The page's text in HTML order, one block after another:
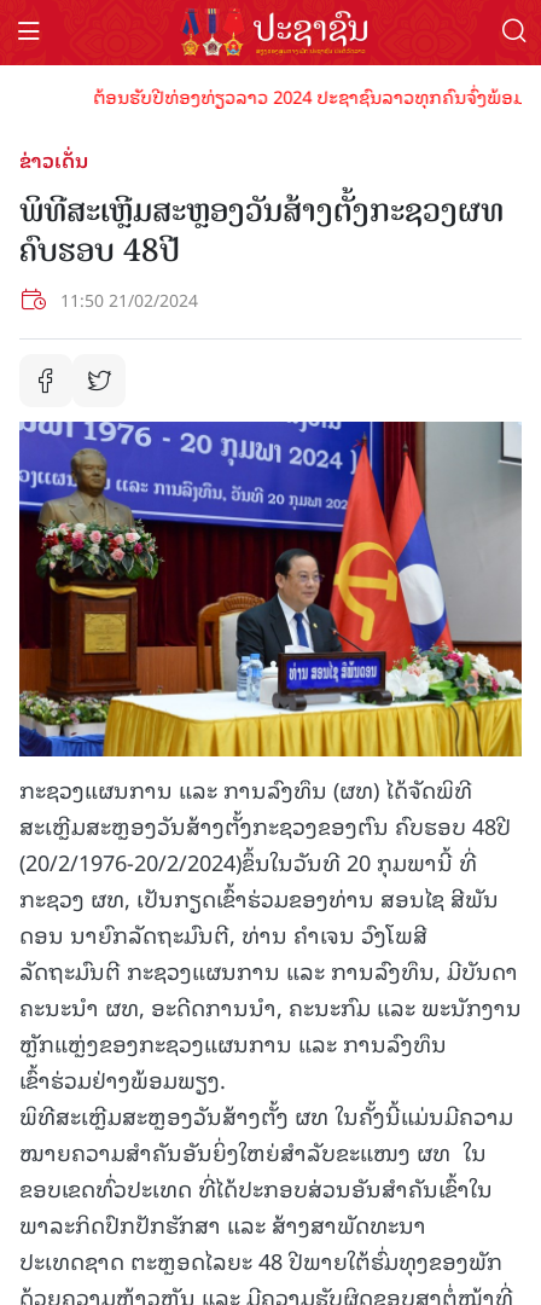
ຕ້ອນຮັບປີທ່ອງທ່ຽວລາວ 2024 ປະຊາຊົນລາວທຸກຄົນຈົ່ງພ້ອມເ
ຂ່າວເດັ່ນ
ພິທີສະເຫຼີມສະຫຼອງວັນສ້າງຕັ້ງກະຊວງຜທ
ຄົບຮອບ 48ປີ
11:50 21/02/2024
ກະຊວງແຜນການ ແລະ ການລົງທຶນ (ຜທ) ໄດ້ຈັດພິທີ
ສະເຫຼີມສະຫຼອງວັນສ້າງຕັ້ງກະຊວງຂອງຕົນ ຄົບຮອບ 48ປີ
(20/2/1976-20/2/2024)ຂຶ້ນໃນວັນທີ 20 ກຸມພານີ້ ທີ່
ກະຊວງ ຜທ, ເປັນກຽດເຂົ້າຮ່ວມຂອງທ່ານ ສອນໄຊ ສີພັນ
ດອນ ນາຍົກລັດຖະມົນຕີ, ທ່ານ ຄໍາເຈນ ວົງໂພສີ
ລັດຖະມົນຕີ ກະຊວງແຜນການ ແລະ ການລົງທຶນ, ມີບັນດາ
ຄະນະນໍາ ຜທ, ອະດີດການນໍາ, ຄະນະກົມ ແລະ ພະນັກງານ
ຫຼັກແຫຼ່ງຂອງກະຊວງແຜນການ ແລະ ການລົງທຶນ
ເຂົ້າຮ່ວມຢ່າງພ້ອມພຽງ.
ພິທີສະເຫຼີມສະຫຼອງວັນສ້າງຕັ້ງ ຜທ ໃນຄັ້ງນີ້ແມ່ນມີຄວາມ
ໝາຍຄວາມສຳຄັນອັນຍິ່ງໃຫຍ່ສຳລັບຂະແໜງ ຜທ ໃນ
ຂອບເຂດທົ່ວປະເທດ ທີ່ໄດ້ປະກອບສ່ວນອັນສໍາຄັນເຂົ້າໃນ
ພາລະກິດປົກປັກຮັກສາ ແລະ ສ້າງສາພັດທະນາ
ປະເທດຊາດ ຕະຫຼອດໄລຍະ 48 ປີພາຍໃຕ້ຮົ່ມທຸງຂອງພັກ
ດ້ວຍຄວາມຫ້າວຫັນ ແລະ ມີຄວາມຮັບຜິດຊອບສູງຕໍ່ໜ້າທີ່